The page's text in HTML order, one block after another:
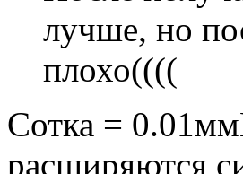
лучше, но
плохо((((
Сотка =
расширяются